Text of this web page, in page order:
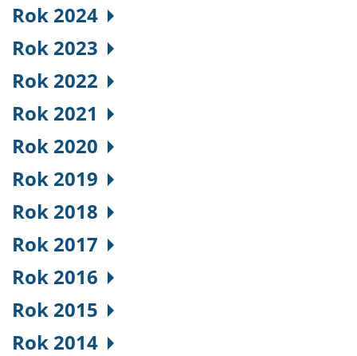
Rok 2024
Rok 2023
Rok 2022
Rok 2021
Rok 2020
Rok 2019
Rok 2018
Rok 2017
Rok 2016
Rok 2015
Rok 2014